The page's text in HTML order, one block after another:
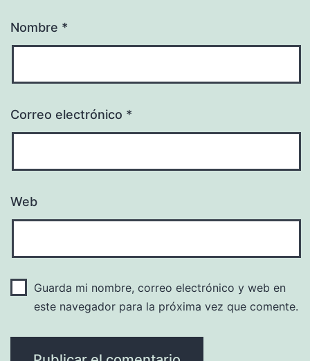
Nombre *
Correo electrónico *
Web
Guarda mi nombre, correo electrónico y web en
este navegador para la próxima vez que comente.